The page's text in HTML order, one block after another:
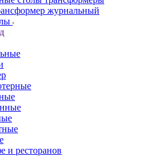
журнальный
и ресторанов